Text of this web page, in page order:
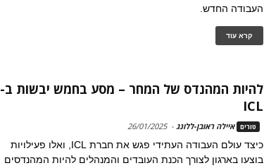
העבודה החדש.
קרא עוד
להיות המהנדס של המחר – מסע בחמש יבשות ב-
ICL
טורים איילה ראובן-ללונג -
26/01/2025
כיצד עולם העבודה העתידי פגש את חברת ICL, ואלו פעילויות
בוצעו בארגון לצורך הכנת העובדים והמנהלים להיות המהנדסים